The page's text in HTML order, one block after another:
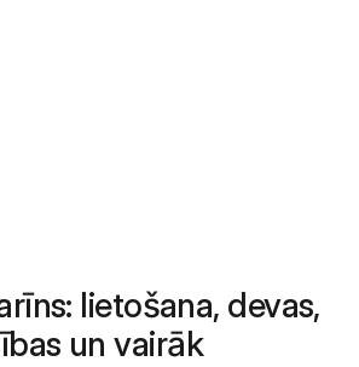
lietošana, devas,
un vairāk